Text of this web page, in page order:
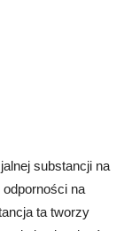
substancji na
na
ta tworzy